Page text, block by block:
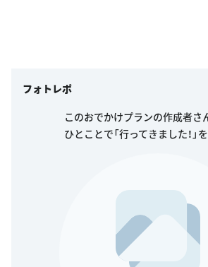
フォトレポ
このおでかけプランの作成者さ
ひとことで「行ってきました！」